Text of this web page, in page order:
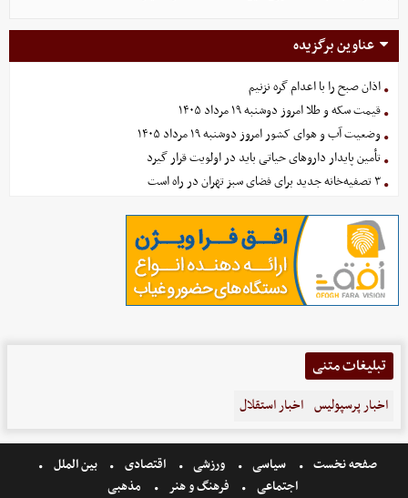
عناوین برگزیده
اذان صبح را با اعدام گره نزنیم
قیمت سکه و طلا امروز دوشنبه ۱۹ مرداد ۱۴۰۵
وضعیت آب و هوای کشور امروز دوشنبه ۱۹ مرداد ۱۴۰۵
تأمین پایدار داروهای حیاتی باید در اولویت قرار گیرد
۳ تصفیه‌خانه جدید برای فضای سبز تهران در راه است
تبلیغات متنی
اخبار پرسپولیس اخبار استقلال
صفحه نخست سیاسی ورزشی اقتصادی
بین الملل
اجتماعی
فرهنگ و هنر مذهبی